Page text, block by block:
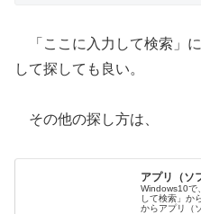
「ここに入力して検索」
して探しても良い。
その他の探し方は、
アプリ（ソ
Windows10で
して検索」か
からアプリ（